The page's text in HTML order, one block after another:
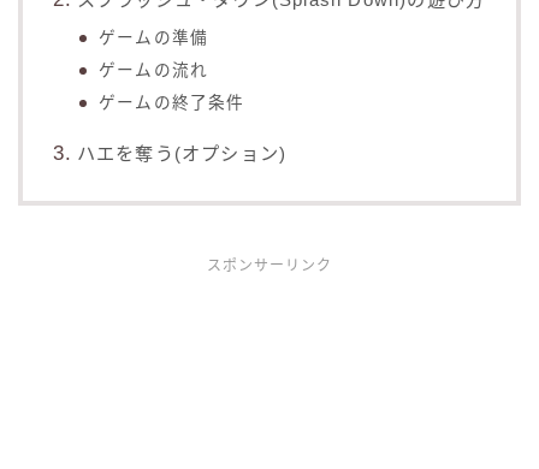
ゲームの準備
ゲームの流れ
ゲームの終了条件
ハエを奪う(オプション)
スポンサーリンク